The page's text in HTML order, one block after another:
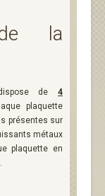
de la
de 4
plaquette
présentes sur
métaux
plaquette en